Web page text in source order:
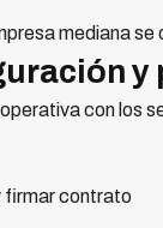
mediana
con los
firmar contrato